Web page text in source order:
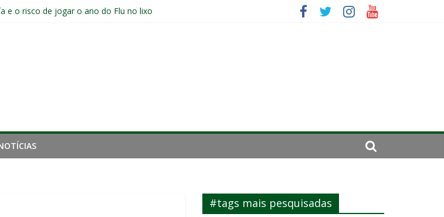
para seis jogos, a pior sequência desde a crise de 2024
e o risco de jogar o ano do Flu no lixo
para sequência decisiva da temporada
de Zubeldía
#tags mais pesquisadas